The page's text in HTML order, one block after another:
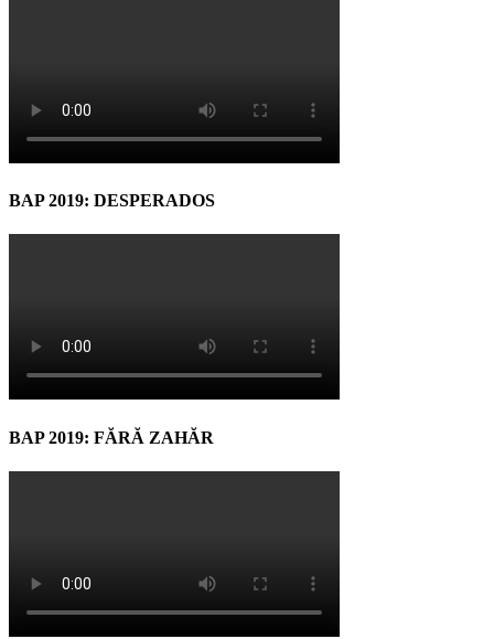
BAP 2019: DESPERADOS
BAP 2019: FĂRĂ ZAHĂR